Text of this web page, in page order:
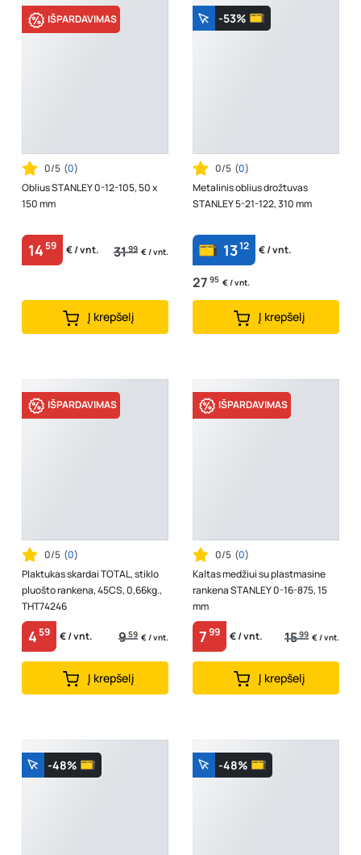
IŠPARDAVIMAS
0/5 (0)
Oblius STANLEY 0-12-105, 50 x
150 mm
1459 € / vnt. 3199 € / vnt.
Į krepšelį
-53%
0/5 (0)
Metalinis oblius drožtuvas
STANLEY 5-21-122, 310 mm
1312 € / vnt.
27 95 € / vnt.
Į krepšelį
IŠPARDAVIMAS
0/5 (0)
Plaktukas skardai TOTAL, stiklo
pluošto rankena, 45CS, 0,66kg.,
THT74246
459 € / vnt. 959 € / vnt.
Į krepšelį
IŠPARDAVIMAS
0/5 (0)
Kaltas medžiui su plastmasine
rankena STANLEY 0-16-875, 15
mm
799 € / vnt. 1599 € / vnt.
Į krepšelį
-48% -48%